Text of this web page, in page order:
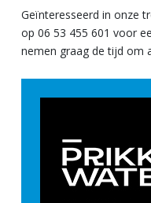
Geïnteresseerd in onze
op 06 53 455 601 voor
nemen graag de tijd om